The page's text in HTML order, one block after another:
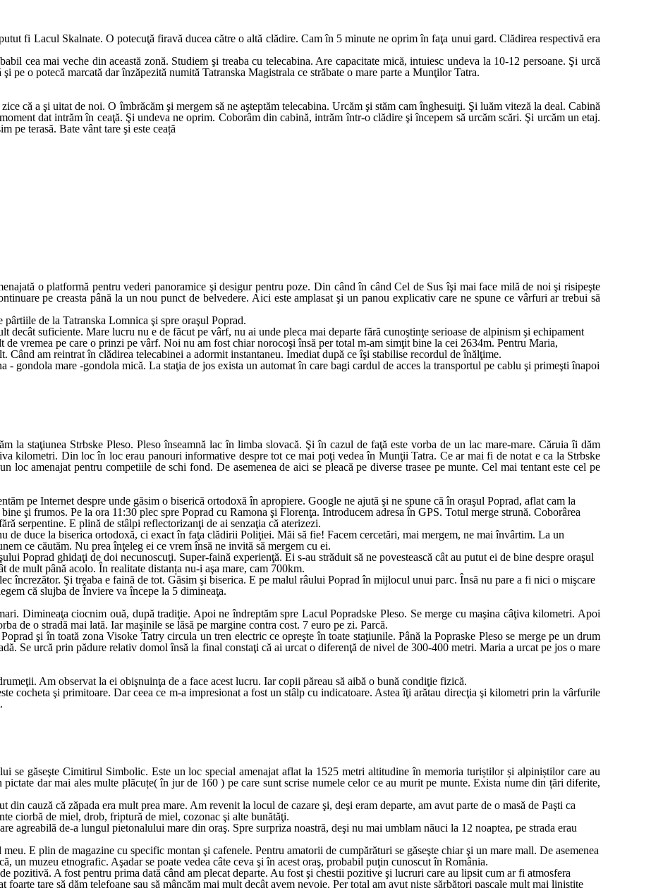
fi Lacul Skalnate. O potecuţă firavă ducea către o altă clădire. Cam în 5 minute ne oprim în faţa unui gard. Clădirea respectivă era
cea mai veche din această zonă. Studiem şi treaba cu telecabina. Are capacitate mică, intuiesc undeva la 10-12 persoane. Şi urcă
pe o potecă marcată dar înzăpezită numită Tatranska Magistrala ce străbate o mare parte a Munţilor Tatra.
că a şi uitat de noi. O îmbrăcăm şi mergem să ne aşteptăm telecabina. Urcăm şi stăm cam înghesuiţi. Şi luăm viteză la deal. Cabină
dat intrăm în ceaţă. Şi undeva ne oprim. Coborâm din cabină, intrăm într-o clădire şi începem să urcăm scări. Şi urcăm un etaj.
pe terasă. Bate vânt tare şi este ceață
o platformă pentru vederi panoramice şi desigur pentru poze. Din când în când Cel de Sus îşi mai face milă de noi şi risipeşte
pe creasta până la un nou punct de belvedere. Aici este amplasat şi un panou explicativ care ne spune ce vârfuri ar trebui să
de la Tatranska Lomnica şi spre oraşul Poprad.
decât suficiente. Mare lucru nu e de făcut pe vârf, nu ai unde pleca mai departe fără cunoştinţe serioase de alpinism şi echipament
vremea pe care o prinzi pe vârf. Noi nu am fost chiar norocoşi însă per total m-am simţit bine la cei 2634m. Pentru Maria,
Când am reintrat în clădirea telecabinei a adormit instantaneu. Imediat după ce îşi stabilise recordul de înălţime.
- gondola mare -gondola mică. La staţia de jos exista un automat în care bagi cardul de acces la transportul pe cablu şi primeşti înapoi
la staţiunea Strbske Pleso. Pleso înseamnă lac în limba slovacă. Şi în cazul de faţă este vorba de un lac mare-mare. Căruia îi dăm
kilometri. Din loc în loc erau panouri informative despre tot ce mai poţi vedea în Munţii Tatra. Ce ar mai fi de notat e ca la Strbske
loc amenajat pentru competiile de schi fond. De asemenea de aici se pleacă pe diverse trasee pe munte. Cel mai tentant este cel pe
pe Internet despre unde găsim o biserică ortodoxă în apropiere. Google ne ajută şi ne spune că în oraşul Poprad, aflat cam la
şi frumos. Pe la ora 11:30 plec spre Poprad cu Ramona şi Florenţa. Introducem adresa în GPS. Totul merge strună. Coborârea
serpentine. E plină de stâlpi reflectorizanţi de ai senzaţia că aterizezi.
de duce la biserica ortodoxă, ci exact în faţa clădirii Poliţiei. Măi să fie! Facem cercetări, mai mergem, ne mai învârtim. La un
ce căutăm. Nu prea înţeleg ei ce vrem însă ne invită să mergem cu ei.
Poprad ghidaţi de doi necunoscuţi. Super-faină experienţă. Ei s-au străduit să ne povestească cât au putut ei de bine despre oraşul
de mult până acolo. În realitate distanța nu-i aşa mare, cam 700km.
încrezător. Şi treaba e faină de tot. Găsim şi biserica. E pe malul râului Poprad în mijlocul unui parc. Însă nu pare a fi nici o mişcare
că slujba de Înviere va începe la 5 dimineaţa.
Dimineaţa ciocnim ouă, după tradiţie. Apoi ne îndreptăm spre Lacul Popradske Pleso. Se merge cu maşina câţiva kilometri. Apoi
de o stradă mai lată. Iar maşinile se lăsă pe margine contra cost. 7 euro pe zi. Parcă.
şi în toată zona Visoke Tatry circula un tren electric ce opreşte în toate staţiunile. Până la Popraske Pleso se merge pe un drum
Se urcă prin pădure relativ domol însă la final constaţi că ai urcat o diferenţă de nivel de 300-400 metri. Maria a urcat pe jos o mare
Am observat la ei obişnuinţa de a face acest lucru. Iar copii păreau să aibă o bună condiţie fizică.
cocheta şi primitoare. Dar ceea ce m-a impresionat a fost un stâlp cu indicatoare. Astea îţi arătau direcţia şi kilometri prin la vârfurile
se găseşte Cimitirul Simbolic. Este un loc special amenajat aflat la 1525 metri altitudine în memoria turiștilor și alpiniștilor care au
dar mai ales multe plăcuțe( în jur de 160 ) pe care sunt scrise numele celor ce au murit pe munte. Exista nume din țări diferite,
cauză că zăpada era mult prea mare. Am revenit la locul de cazare şi, deşi eram departe, am avut parte de o masă de Paşti ca
ciorbă de miel, drob, friptură de miel, cozonac şi alte bunătăţi.
agreabilă de-a lungul pietonalului mare din oraş. Spre surpriza noastră, deşi nu mai umblam năuci la 12 noaptea, pe strada erau
E plin de magazine cu specific montan şi cafenele. Pentru amatorii de cumpărături se găseşte chiar şi un mare mall. De asemenea
un muzeu etnografic. Aşadar se poate vedea câte ceva şi în acest oraş, probabil puţin cunoscut în România.
pozitivă. A fost pentru prima dată când am plecat departe. Au fost şi chestii pozitive şi lucruri care au lipsit cum ar fi atmosfera
tare să dăm telefoane sau să mâncăm mai mult decât avem nevoie. Per total am avut nişte sărbători pascale mult mai liniştite